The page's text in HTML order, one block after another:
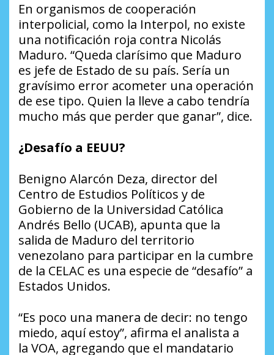
En organismos de cooperación
interpolicial, como la Interpol, no existe
una notificación roja contra Nicolás
Maduro. “Queda clarísimo que Maduro
es jefe de Estado de su país. Sería un
gravísimo error acometer una operación
de ese tipo. Quien la lleve a cabo tendría
mucho más que perder que ganar”, dice.
¿Desafío a EEUU?
Benigno Alarcón Deza, director del
Centro de Estudios Políticos y de
Gobierno de la Universidad Católica
Andrés Bello (UCAB), apunta que la
salida de Maduro del territorio
venezolano para participar en la cumbre
de la CELAC es una especie de “desafío” a
Estados Unidos.
“Es poco una manera de decir: no tengo
miedo, aquí estoy”, afirma el analista a
la VOA, agregando que el mandatario